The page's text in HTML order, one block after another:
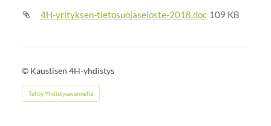
4H-yrityksen-tietosuojaseloste-2018.doc 109 KB
© Kaustisen 4H-yhdistys
Tehty Yhdistysavaimella